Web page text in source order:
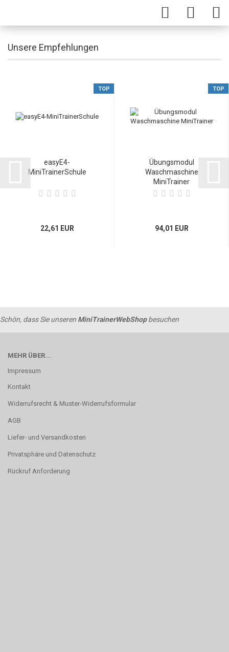
Unsere Empfehlungen
TOP
easyE4-
MiniTrainerSchule
22,61 EUR
TOP
Übungsmodul
Waschmaschine
MiniTrainer
94,01 EUR
Schön, dass Sie unseren MiniTrainerWebShopbesuchen
MEHR ÜBER...
Impressum
Kontakt
Widerrufsrecht & Muster-Widerrufsformular
AGB
Liefer- und Versandkosten
Privatsphäre und Datenschutz
Rückruf Anforderung